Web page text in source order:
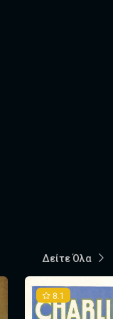
Δείτε Όλα
8.1